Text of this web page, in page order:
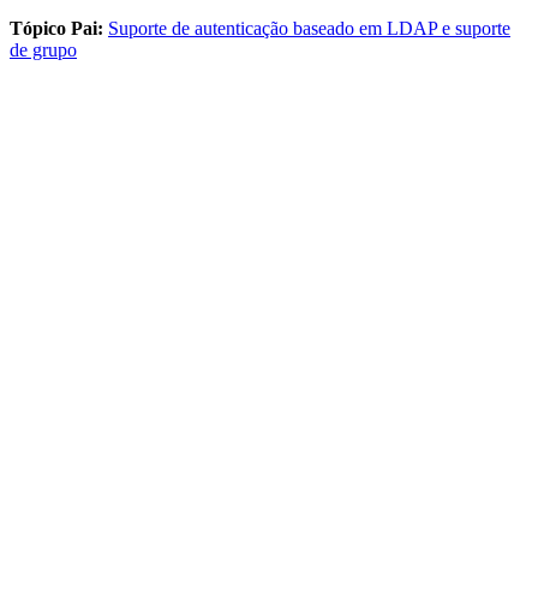
Tópico Pai: Suporte de autenticação baseado em LDAP e suporte
de grupo